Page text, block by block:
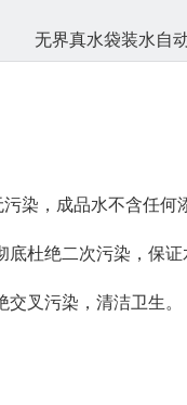
无界真水袋装水自
染，成品水不含任何
杜绝二次污染，保证
叉污染，清洁卫生。